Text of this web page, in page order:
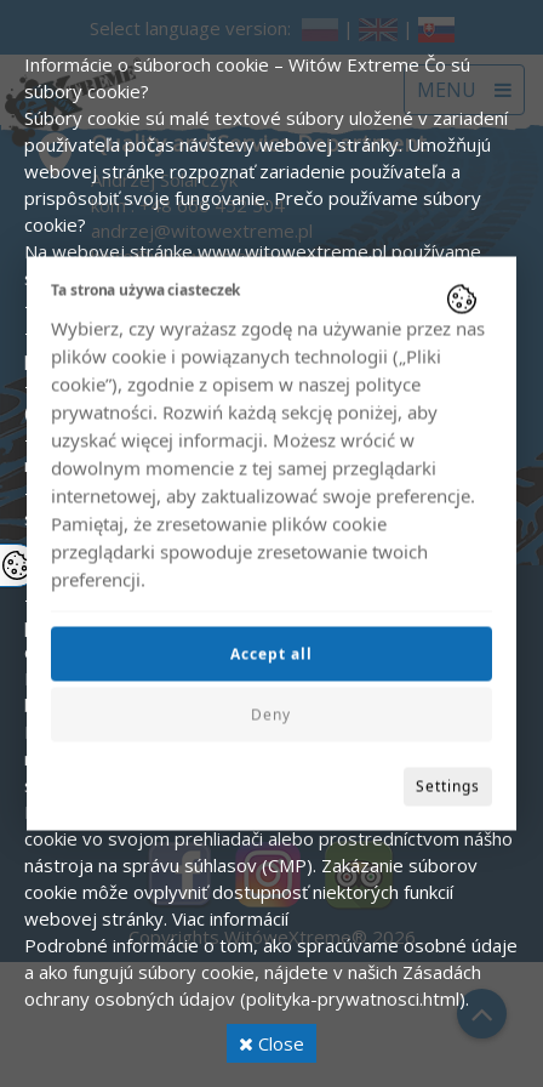
Select language version: | |
MENU Toggle
Quality and Service Department
Andrzej Solarczyk
kom :+48 660 452 504
andrzej@witowextreme.pl
biuro@witowextreme.pl
Quad and snowmobile rental shop
kom :+48 575 000 758
biuro@witowextreme.pl
The Tatra Mountains' guide
Sylwia Solarczyk
kom :+48 606 529 782
sylwia@witowextreme.pl
Copyrights WitóweXtreme® 2026
Informácie o súboroch cookie – Witów Extreme Čo sú
súbory cookie?
Súbory cookie sú malé textové súbory uložené v zariadení
používateľa počas návštevy webovej stránky. Umožňujú
webovej stránke rozpoznať zariadenie používateľa a
prispôsobiť svoje fungovanie. Prečo používame súbory
cookie?
Na webovej stránke www.witowextreme.pl používame
súbory cookie na tieto účely:
- na zabezpečenie správneho fungovania webovej stránky,
- na generovanie štatistík návštevnosti a analýzu správania
používateľov (Google Analytics),
- na realizáciu reklamných kampaní vrátane remarketingu
(Google Ads),
- na zapamätanie si preferencií používateľa (napr. jazyk,
nastavenia súhlasu). Typy používaných súborov cookie:
- Nevyhnutné – umožňujú základné funkcie webovej
stránky.
- Analytické – pomáhajú nám pochopiť, ako používatelia
interagujú s webovou stránkou.
- Marketingové – používajú sa na zobrazovanie
personalizovaných reklám. Súhlas s používaním súborov
cookie
Pri prvej návšteve našej webovej stránky sa zobrazí
banner so žiadosťou o súhlas s používaním súborov cookie.
Môžete prijať všetky súbory cookie, odmietnuť ich (okrem
nevyhnutných) alebo si prispôsobiť svoje preferencie.
spravovať súbory cookie?
Používatelia môžu kedykoľvek zmeniť nastavenia súborov
cookie vo svojom prehliadači alebo prostredníctvom nášho
nástroja na správu súhlasov (CMP). Zakázanie súborov
cookie môže ovplyvniť dostupnosť niektorých funkcií
webovej stránky. Viac informácií
Podrobné informácie o tom, ako spracúvame osobné údaje
a ako fungujú súbory cookie, nájdete v našich Zásadách
ochrany osobných údajov (polityka-prywatnosci.html).
Close
Ta strona używa ciasteczek
Wybierz, czy wyrażasz zgodę na używanie przez nas
plików cookie i powiązanych technologii („Pliki
cookie”), zgodnie z opisem w naszej polityce
prywatności. Rozwiń każdą sekcję poniżej, aby
uzyskać więcej informacji. Możesz wrócić w
dowolnym momencie z tej samej przeglądarki
internetowej, aby zaktualizować swoje preferencje.
Pamiętaj, że zresetowanie plików cookie
przeglądarki spowoduje zresetowanie twoich
preferencji.
Settings
Deny
Accept all